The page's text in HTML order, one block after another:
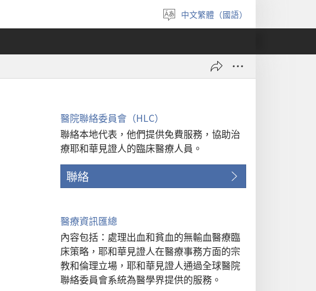
選
擇
言
中文繁體（國語）
醫院聯絡委員會（HLC）
聯絡本地代表，他們提供免費服務，協助治
療耶和華見證人的臨床醫療人員。
聯絡
醫療資訊匯總
內容包括：處理出血和貧血的無輸血醫療臨
床策略，耶和華見證人在醫療事務方面的宗
教和倫理立場，耶和華見證人通過全球醫院
聯絡委員會系統為醫學界提供的服務。